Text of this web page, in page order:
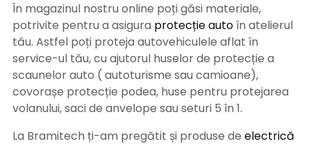
În magazinul nostru online poți găsi materiale,
potrivite pentru a asigura protecție autoîn atelierul
tău. Astfel poți proteja autovehiculele aflat în
service-ul tău, cu ajutorul huselor de protecție a
scaunelor auto ( autoturisme sau camioane),
covorașe protecție podea, huse pentru protejarea
volanului, saci de anvelope sau seturi 5 în 1.
La Bramitech ți-am pregătit și produse de electrică